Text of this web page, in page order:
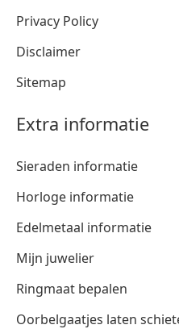
Privacy Policy
Disclaimer
Sitemap
Extra informatie
Sieraden informatie
Horloge informatie
Edelmetaal informatie
Mijn juwelier
Ringmaat bepalen
Oorbelgaatjes laten